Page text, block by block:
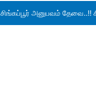
சிங்கப்பூர் அனுபவம் தேவை..!!